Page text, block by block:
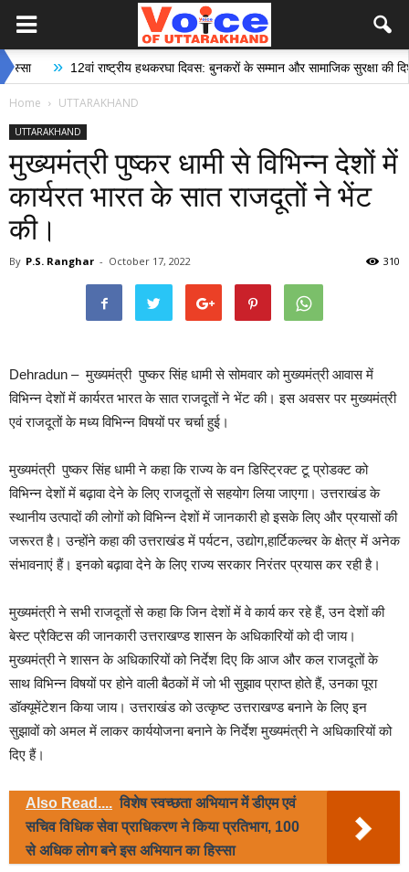
» 12वां राष्ट्रीय हथकरघा दिवस: बुनकरों के सम्मान और सामाजिक सुरक्षा की दिशा में
Home UTTARAKHAND
UTTARAKHAND
मुख्यमंत्री पुष्कर धामी से विभिन्न देशों में
कार्यरत भारत के सात राजदूतों ने भेंट
की।
By P.S. Ranghar - October 17, 2022 310
Dehradun – मुख्यमंत्री पुष्कर सिंह धामी से सोमवार को मुख्यमंत्री आवास में
विभिन्न देशों में कार्यरत भारत के सात राजदूतों ने भेंट की। इस अवसर पर मुख्यमंत्री
एवं राजदूतों के मध्य विभिन्न विषयों पर चर्चा हुई।
मुख्यमंत्री पुष्कर सिंह धामी ने कहा कि राज्य के वन डिस्ट्रिक्ट टू प्रोडक्ट को
विभिन्न देशों में बढ़ावा देने के लिए राजदूतों से सहयोग लिया जाएगा। उत्तराखंड के
स्थानीय उत्पादों की लोगों को विभिन्न देशों में जानकारी हो इसके लिए और प्रयासों की
जरूरत है। उन्होंने कहा की उत्तराखंड में पर्यटन, उद्योग,हार्टिकल्चर के क्षेत्र में अनेक
संभावनाएं हैं। इनको बढ़ावा देने के लिए राज्य सरकार निरंतर प्रयास कर रही है।
मुख्यमंत्री ने सभी राजदूतों से कहा कि जिन देशों में वे कार्य कर रहे हैं, उन देशों की
बेस्ट प्रैक्टिस की जानकारी उत्तराखण्ड शासन के अधिकारियों को दी जाय।
मुख्यमंत्री ने शासन के अधिकारियों को निर्देश दिए कि आज और कल राजदूतों के
साथ विभिन्न विषयों पर होने वाली बैठकों में जो भी सुझाव प्राप्त होते हैं, उनका पूरा
डॉक्यूमेंटेशन किया जाय। उत्तराखंड को उत्कृष्ट उत्तराखण्ड बनाने के लिए इन
सुझावों को अमल में लाकर कार्ययोजना बनाने के निर्देश मुख्यमंत्री ने अधिकारियों को
दिए हैं।
Also Read.... विशेष स्वच्छता अभियान में डीएम एवं
सचिव विधिक सेवा प्राधिकरण ने किया प्रतिभाग, 100
से अधिक लोग बने इस अभियान का हिस्सा